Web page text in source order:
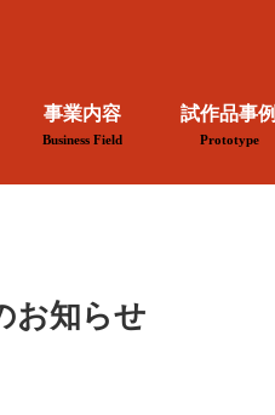
事業内容
Business Field
試作品事例
Prototype
お知らせ